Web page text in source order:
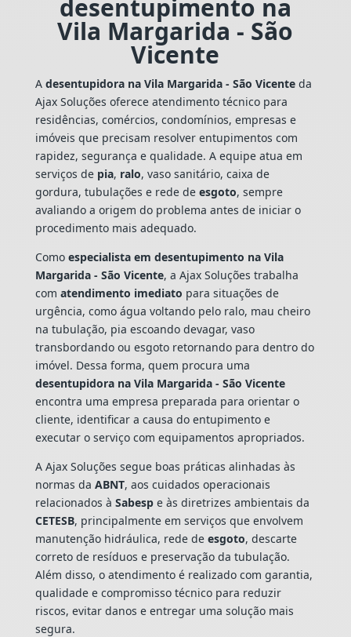
desentupimento na
Vila Margarida - São
Vicente
A desentupidora na Vila Margarida - São Vicenteda
Ajax Soluções oferece atendimento técnico para
residências, comércios, condomínios, empresas e
imóveis que precisam resolver entupimentos com
rapidez, segurança e qualidade. A equipe atua em
serviços de pia, ralo, vaso sanitário, caixa de
gordura, tubulações e rede de esgoto, sempre
avaliando a origem do problema antes de iniciar o
procedimento mais adequado.
Como especialista em desentupimento na Vila
Margarida - São Vicente, a Ajax Soluções trabalha
com atendimento imediato para situações de
urgência, como água voltando pelo ralo, mau cheiro
na tubulação, pia escoando devagar, vaso
transbordando ou esgoto retornando para dentro do
imóvel. Dessa forma, quem procura uma
desentupidora na Vila Margarida - São Vicente
encontra uma empresa preparada para orientar o
cliente, identificar a causa do entupimento e
executar o serviço com equipamentos apropriados.
A Ajax Soluções segue boas práticas alinhadas às
normas da ABNT, aos cuidados operacionais
relacionados à Sabespe às diretrizes ambientais da
CETESB, principalmente em serviços que envolvem
manutenção hidráulica, rede de esgoto, descarte
correto de resíduos e preservação da tubulação.
Além disso, o atendimento é realizado com garantia,
qualidade e compromisso técnico para reduzir
riscos, evitar danos e entregar uma solução mais
segura.